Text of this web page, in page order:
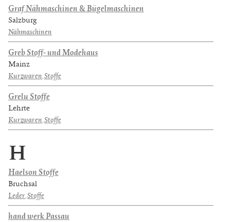
Graf Nähmaschinen & Bügelmaschinen
Salzburg
Nähmaschinen
Greb Stoff- und Modehaus
Mainz
Kurzwaren,Stoffe
Grelu Stoffe
Lehrte
Kurzwaren,Stoffe
H
Haelson Stoffe
Bruchsal
Leder,Stoffe
hand werk Passau